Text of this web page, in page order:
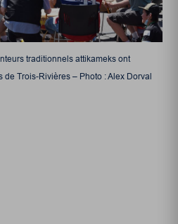
traditionnels attikameks ont
Trois-Rivières – Photo : Alex Dorval